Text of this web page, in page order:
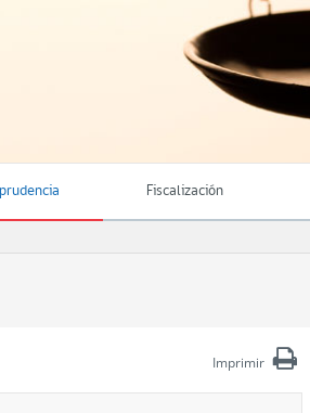
Fiscalización
Imprimir